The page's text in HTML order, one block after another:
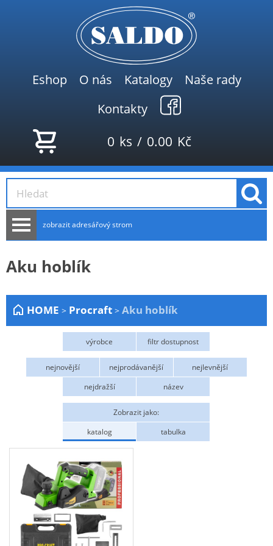
Eshop O nás Katalogy
Naše rady
Kontakty
0 ks / 0.00 Kč
zobrazit adresářový strom
NOVINKY
Plachty
Žebříky a schůdky
Stavební míchačky
NÁDOBY
Kemping
NÁBYTEK - spojovací materiál a příslušenství
Ploty a pletiva
Úložné boxy na nářadí
Ochranné pomůcky
Keramické brusivo
Flex. kotouče
Aku hoblík
HOME > Procraft > Aku hoblík
výrobce filtr dostupnost
Procraft
Na objednání
nejnovější nejprodávanější
nejlevnější
nejdražší
název
Zobrazit jako:
katalog
tabulka